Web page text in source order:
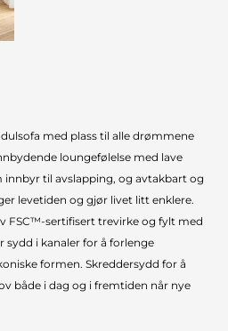
med plass til alle drømmene
loungefølelse med lave
til avslapping, og avtakbart og
levetiden og gjør livet litt enklere.
FSC™-sertifisert trevirke og fylt med
i kanaler for å forlenge
formen. Skreddersydd for å
både i dag og i fremtiden når nye